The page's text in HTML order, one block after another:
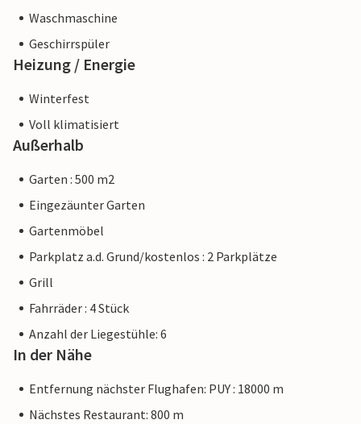
Waschmaschine
Geschirrspüler
Heizung / Energie
Winterfest
Voll klimatisiert
Außerhalb
Garten : 500 m2
Eingezäunter Garten
Gartenmöbel
Parkplatz a.d. Grund/kostenlos : 2 Parkplätze
Grill
Fahrräder : 4 Stück
Anzahl der Liegestühle: 6
In der Nähe
Entfernung nächster Flughafen: PUY : 18000 m
Nächstes Restaurant: 800 m